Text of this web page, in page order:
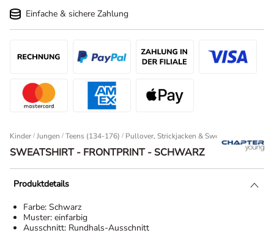
Einfache & sichere Zahlung
Kinder / Jungen / Teens (134-176) / Pullover, Strickjacken & Sweatshirts
SWEATSHIRT - FRONTPRINT - SCHWARZ
Produktdetails
Farbe: Schwarz
Muster: einfarbig
Ausschnitt: Rundhals-Ausschnitt